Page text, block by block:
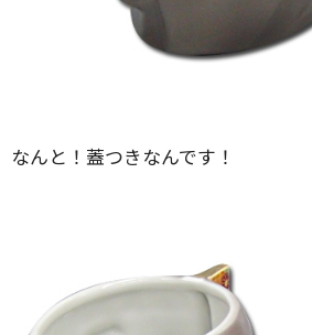
なんと！蓋つきなんです！